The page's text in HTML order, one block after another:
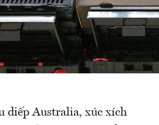
diếp Australia, xúc xích